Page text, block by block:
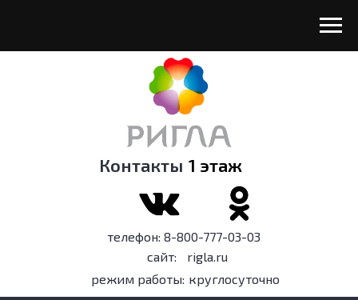
телефон: 8-800-777-03-03
сайт:
Контакты
режим работы: круглосуточно
1 этаж
rigla.ru